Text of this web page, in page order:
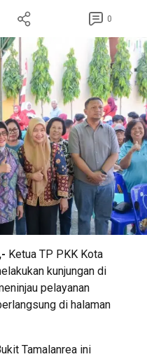
0
Ketua TP PKK Kota
kunjungan di
pelayanan
di halaman
Tamalanrea ini